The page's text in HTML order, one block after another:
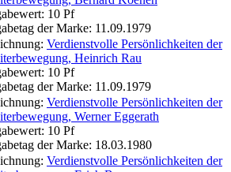
10 Pf
der Marke: 11.09.1979
Verdienstvolle Persönlichkeiten der
Heinrich Rau
10 Pf
der Marke: 11.09.1979
Verdienstvolle Persönlichkeiten der
Werner Eggerath
10 Pf
der Marke: 18.03.1980
Verdienstvolle Persönlichkeiten der